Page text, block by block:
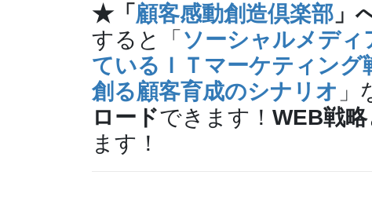
★「 顧客感動創造倶楽部 」
すると「 ソーシャルメディ
ているＩＴマーケティング
創る顧客育成のシナリオ
ロードできます！ WEB戦略
ます！